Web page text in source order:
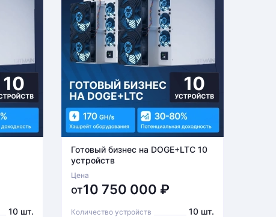
10 шт.
Готовый бизнес на DOGE+LTC 10
устройств
Цена
от10 750 000 ₽
Количество устройств 10 шт.